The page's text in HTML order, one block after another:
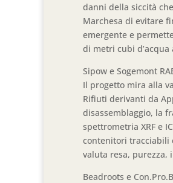
danni della siccità
Marchesa di evitare
emergente e
di metri cubi d’acqua
Sipow e Sogemont
Il progetto mira alla
Rifiuti derivanti da
disassemblaggio, la
spettrometria XRF e
contenitori tracciabili
valuta resa, purezza,
Beadroots e